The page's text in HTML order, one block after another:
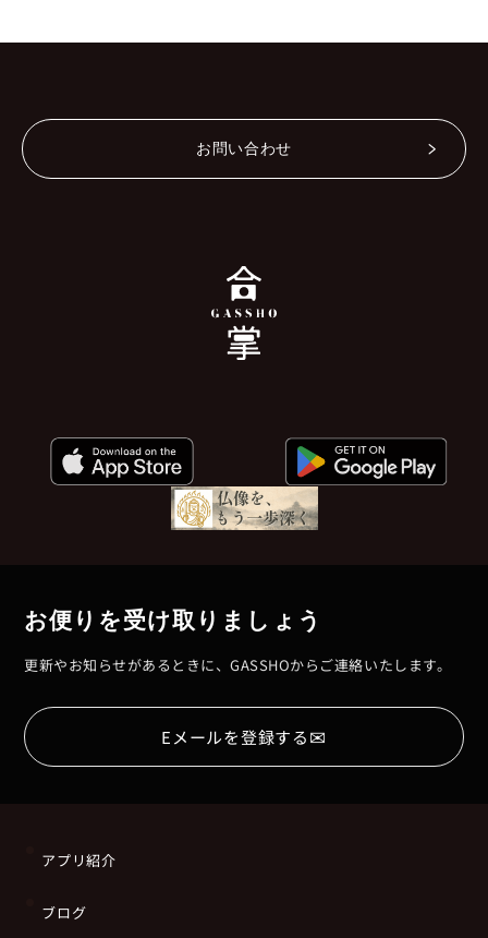
お問い合わせ
お便りを受け取りましょう
更新やお知らせがあるときに、GASSHOからご連絡いたします。
Eメールを登録する✉
アプリ紹介
ブログ